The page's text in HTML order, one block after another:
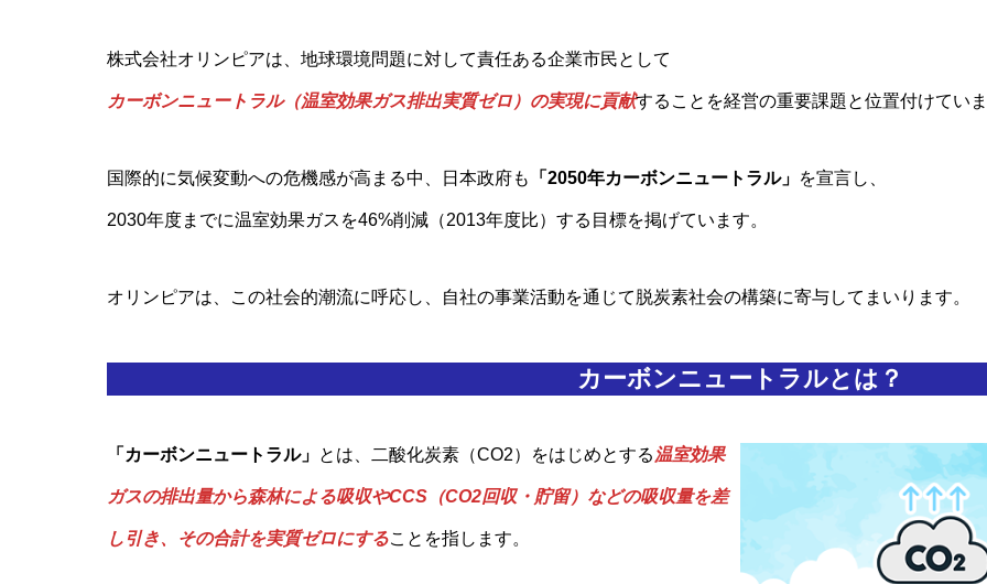
株式会社オリンピアは、地球環境問題に対して責任ある企業市民として
カーボンニュートラル（温室効果ガス排出実質ゼロ）の実現に貢献することを経営の重要課題と位置付けてい
国際的に気候変動への危機感が高まる中、日本政府も 「2050年カーボンニュートラル」 を宣言し、
2030年度までに温室効果ガスを46%削減（2013年度比）する目標を掲げています。
オリンピアは、この社会的潮流に呼応し、自社の事業活動を通じて脱炭素社会の構築に寄与してまいります。
カーボンニュートラルとは？
「カーボンニュートラル」 とは、二酸化炭素（CO2）をはじめとする 温室効果
ガスの排出量から森林による吸収やCCS（CO2回収・貯留）などの吸収量を差
し引き、その合計を実質ゼロにすることを指します。